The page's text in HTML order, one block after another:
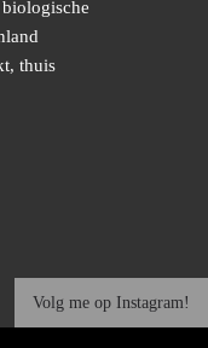
thuis
Volg me op Instagram!